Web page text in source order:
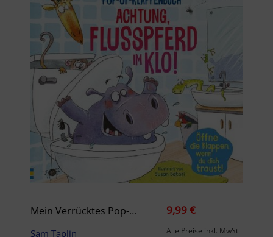
Mein Verrücktes Pop-Up-Klappenbuch: Achtung, Flusspferd Im Klo!
Sam Taplin
9,99 €
Alle Preise inkl. MwSt